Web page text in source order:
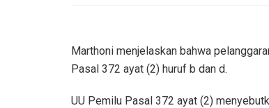
Marthoni menjelaskan bahwa
Pasal 372 ayat (2) huruf b dan d.
UU Pemilu Pasal 372 ayat (2)